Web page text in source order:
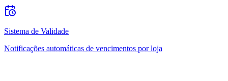
Sistema de Validade
Notificações automáticas de vencimentos por loja